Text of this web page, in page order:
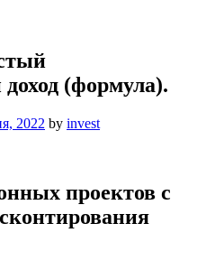
(формула).
2022 by invest
проектов с